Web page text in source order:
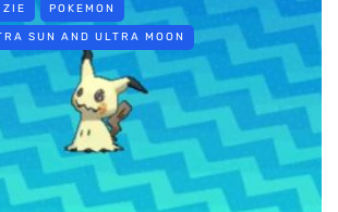
POKEMON
SUN AND ULTRA MOON